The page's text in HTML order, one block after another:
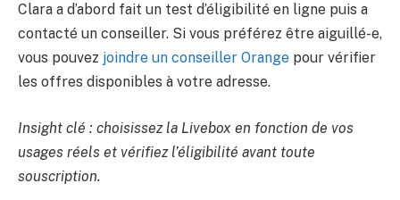
Clara a d’abord fait un test d’éligibilité en ligne puis a
contacté un conseiller. Si vous préférez être aiguillé-e,
vous pouvez joindre un conseiller Orange pour vérifier
les offres disponibles à votre adresse.
Insight clé : choisissez la Livebox en fonction de vos
usages réels et vérifiez l’éligibilité avant toute
souscription.